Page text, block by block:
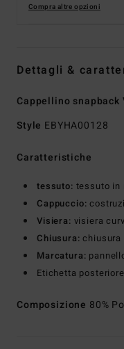
Compra altre opzioni
Dettagli &
Cappellino snapback
Style EBYHA00128
Caratteristiche
tessuto: tessuto in
Cappuccio:
Visiera: visiera
Chiusura: chiusura
Marcatura:
Etichetta
Composizione 80%